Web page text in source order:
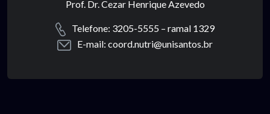
Prof. Dr. Cezar Henrique Azevedo
Telefone: 3205-5555 – ramal 1329
E-mail: coord.nutri@unisantos.br